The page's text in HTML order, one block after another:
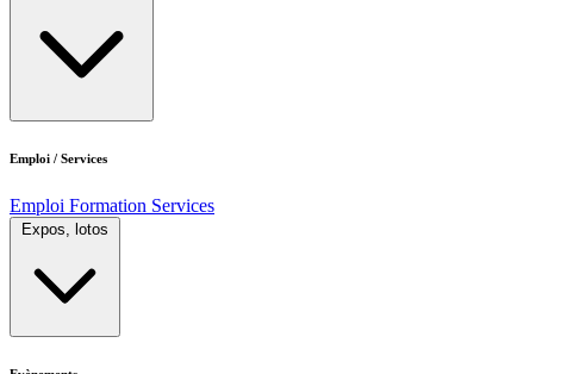
Emploi / Services
Emploi Formation Services
Expos, lotos